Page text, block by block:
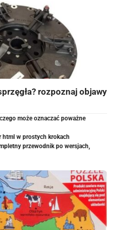
rozpoznaj objawy
może oznaczać poważne
html w prostych krokach
przewodnik po wersjach,